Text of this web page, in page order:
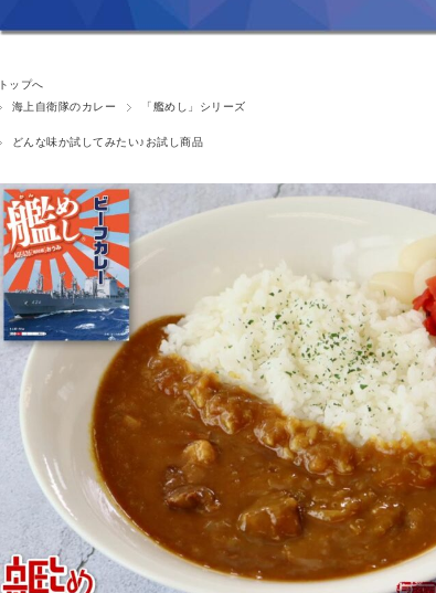
トップへ
海上自衛隊のカレー
「艦めし」シリーズ
どんな味か試してみたい♪お試し商品